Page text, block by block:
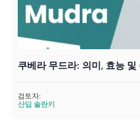
쿠베라 무드라: 의미, 효능 및
검토자:
산딥 솔란키